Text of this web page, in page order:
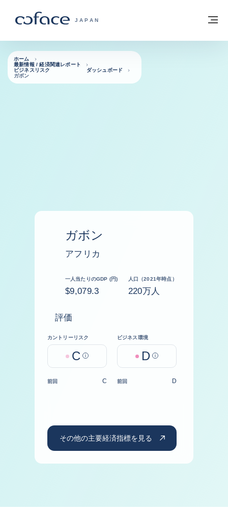
COFACE FOR TRADE - HOMEPAGE
JAPAN
ホームに戻る
ホーム
最新情報 / 経済関連レポート
ビジネスリスク ダッシュボード
ガボン
ガボン
アフリカ
一人当たりのGDP (円)
$9,079.3
人口（2021年時点）
220万人
評価
カントリーリスク
C Help
ビジネス環境
D Help
前回 C 前回 D
その他の主要経済指標を見る